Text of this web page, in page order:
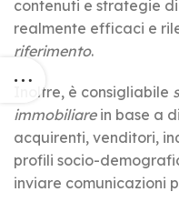
contenuti e strategie di
realmente efficaci e
riferimento.
Inoltre, è consigliabile
immobiliarein base a
acquirenti, venditori,
profili socio-
inviare comunicazioni